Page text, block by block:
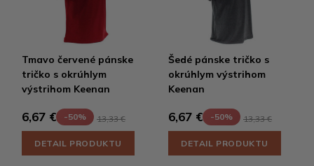
Tmavo červené pánske
tričko s okrúhlym
výstrihom Keenan
6,67 € -50% 13,33 €
DETAIL PRODUKTU
Šedé pánske tričko s
okrúhlym výstrihom
Keenan
6,67 € -50% 13,33 €
DETAIL PRODUKTU